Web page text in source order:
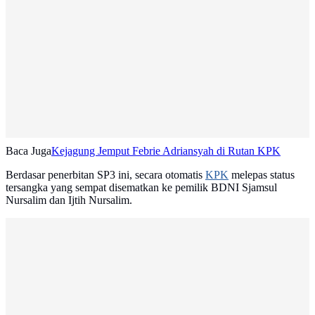
Baca JugaKejagung Jemput Febrie Adriansyah di Rutan KPK
Berdasar penerbitan SP3 ini, secara otomatis KPK melepas status
tersangka yang sempat disematkan ke pemilik BDNI Sjamsul
Nursalim dan Ijtih Nursalim.